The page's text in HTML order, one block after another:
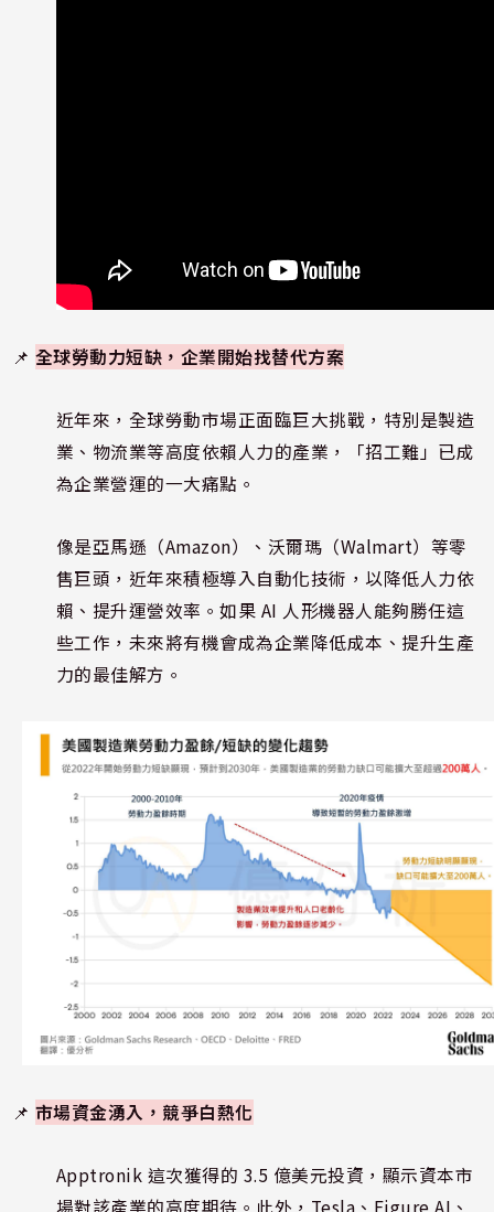
📌 全球勞動力短缺，企業開始找替代方案
近年來，全球勞動市場正面臨巨大挑戰，特別是製造
業、物流業等高度依賴人力的產業，「招工難」已成
為企業營運的一大痛點。
像是亞馬遜（Amazon）、沃爾瑪（Walmart）等零
售巨頭，近年來積極導入自動化技術，以降低人力依
賴、提升運營效率。如果 AI 人形機器人能夠勝任這
些工作，未來將有機會成為企業降低成本、提升生產
力的最佳解方。
📌 市場資金湧入，競爭白熱化
Apptronik 這次獲得的 3.5 億美元投資，顯示資本市